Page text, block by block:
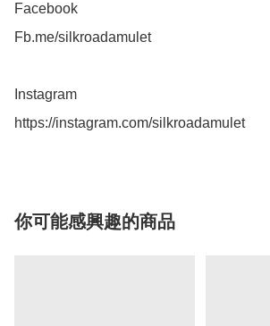
Facebook
Fb.me/silkroadamulet
Instagram
https://instagram.com/silkroadamulet
你可能感興趣的商品